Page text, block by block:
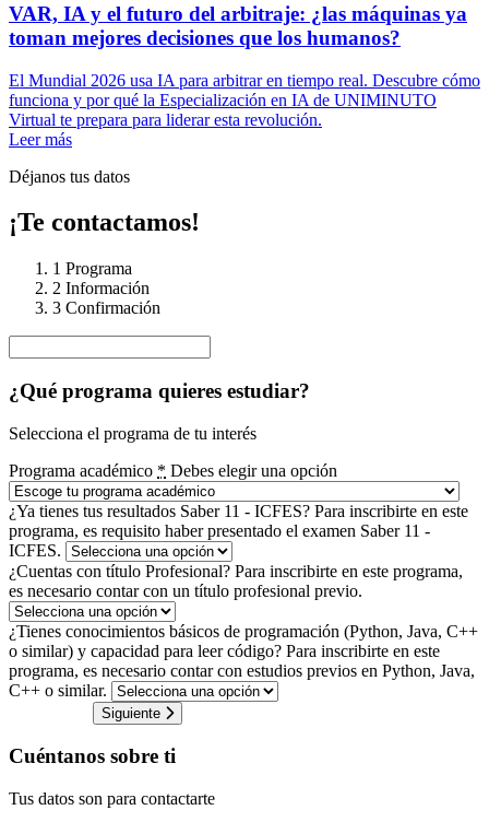
VAR, IA y el futuro del arbitraje: ¿las máquinas ya
toman mejores decisiones que los humanos?
El Mundial 2026 usa IA para arbitrar en tiempo real. Descubre cómo
funciona y por qué la Especialización en IA de UNIMINUTO
Virtual te prepara para liderar esta revolución.
Leer más
Déjanos tus datos
¡Te contactamos!
1 Programa
2 Información
3 Confirmación
¿Qué programa quieres estudiar?
Selecciona el programa de tu interés
Programa académico * Debes elegir una opción
¿Ya tienes tus resultados Saber 11 - ICFES? Para inscribirte en este
programa, es requisito haber presentado el examen Saber 11 -
ICFES.
¿Cuentas con título Profesional? Para inscribirte en este programa,
es necesario contar con un título profesional previo.
¿Tienes conocimientos básicos de programación (Python, Java, C++
o similar) y capacidad para leer código? Para inscribirte en este
programa, es necesario contar con estudios previos en Python, Java,
C++ o similar.
Siguiente
Cuéntanos sobre ti
Tus datos son para contactarte